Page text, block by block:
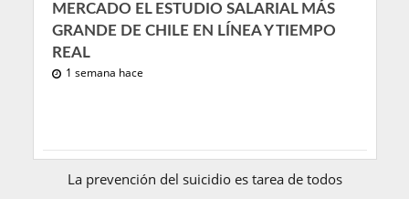
MERCADO EL ESTUDIO SALARIAL MÁS
GRANDE DE CHILE EN LÍNEA Y TIEMPO
REAL
1 semana hace
La prevención del suicidio es tarea de todos